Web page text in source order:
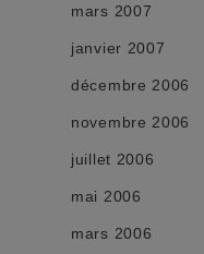
mars 2007
janvier 2007
décembre 2006
novembre 2006
juillet 2006
mai 2006
mars 2006